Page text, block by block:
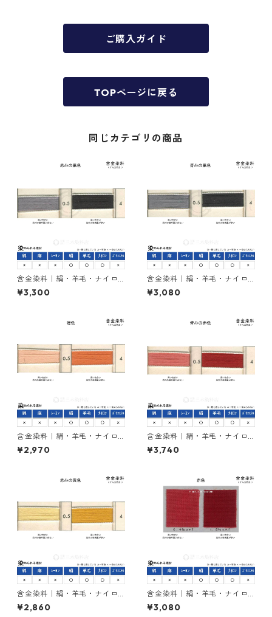
ご購入ガイド
TOPページに戻る
同じカテゴリの商品
含金染料｜絹・羊毛・ナイロ
ンを染める｜100g｜イレミア
ブラックRL（赤みの黒色）
¥3,300
含金染料｜絹・羊毛・ナイロ
ンを染める｜100g｜イレミア
ブラックBG（青みの黒色）
¥3,080
含金染料｜絹・羊毛・ナイロ
ンを染める｜100g｜ラニール
オレンヂＲ（橙色）
¥2,970
含金染料｜絹・羊毛・ナイロ
ンを染める｜100g｜カヤカラ
ンレットGLW（赤色）
¥3,740
含金染料｜絹・羊毛・ナイロ
ンを染める｜100g｜ラニール
エローRRN（赤みの黄色）
¥2,860
含金染料｜絹・羊毛・ナイロ
ンを染める｜100g｜アシッド
メタルレットG（赤色）
¥3,080